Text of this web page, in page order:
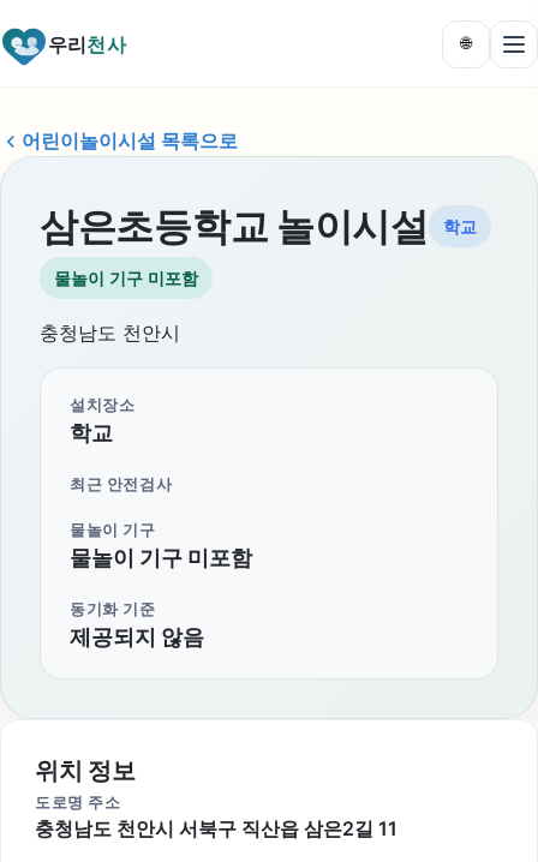
우리천사 🌐
어린이놀이시설 목록으로
삼은초등학교 놀이시설 학교
물놀이 기구 미포함
충청남도 천안시
설치장소
학교
최근 안전검사
물놀이 기구
물놀이 기구 미포함
동기화 기준
제공되지 않음
위치 정보
도로명 주소
충청남도 천안시 서북구 직산읍 삼은2길 11